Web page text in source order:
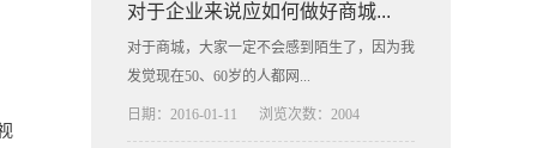
对于企业来说应如何做好商城...
对于商城，大家一定不会感到陌生了，因为我
发觉现在50、60岁的人都网...
日期：2016-01-11 浏览次数：2004